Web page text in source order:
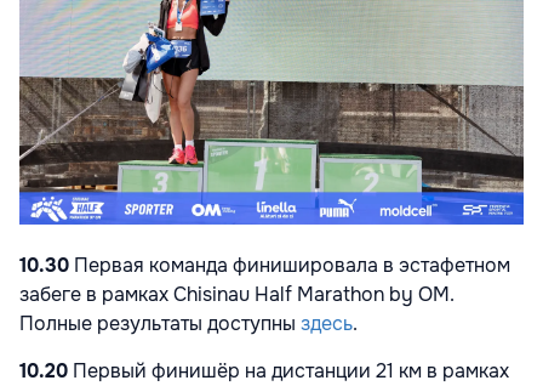
10.30 Первая команда финишировала в эстафетном
забеге в рамках Chisinau Half Marathon by OM.
Полные результаты доступны здесь.
10.20 Первый финишёр на дистанции 21 км в рамках